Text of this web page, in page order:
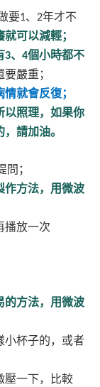
要1、 2年才不
可以減輕；
3、 4個小時都不
嚴重；
就會反復；
以照理，如果你
請加油。
；
作方法，用微波
播放一次
的方法，用微波
小杯子的，或者
壓一下，比較